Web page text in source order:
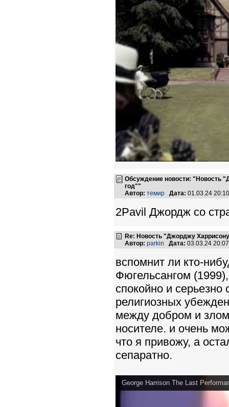
Обсуждение новости: "Новость
год""
Автор: темир Дата: 01.03.24
2Pavil Джордж со
Re: Новость "Джорджу
Автор: parkin Дата: 03.03.24
вспомнит ли кто-
Фюгельсангом
спокойно и серьезно
религиозных
между добром и
носителе. и очень
что я привожу, а
сепаратно.
George Harrison The Last